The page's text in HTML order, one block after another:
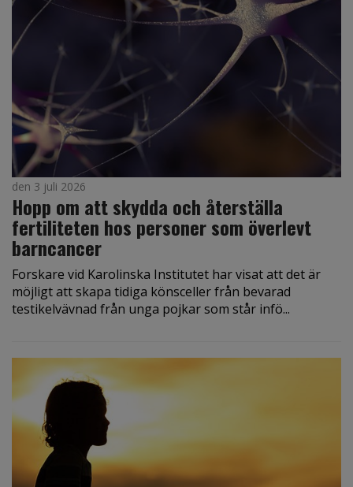
den 3 juli 2026
Hopp om att skydda och återställa
fertiliteten hos personer som överlevt
barncancer
Forskare vid Karolinska Institutet har visat att det är
möjligt att skapa tidiga könsceller från bevarad
testikelvävnad från unga pojkar som står infö...